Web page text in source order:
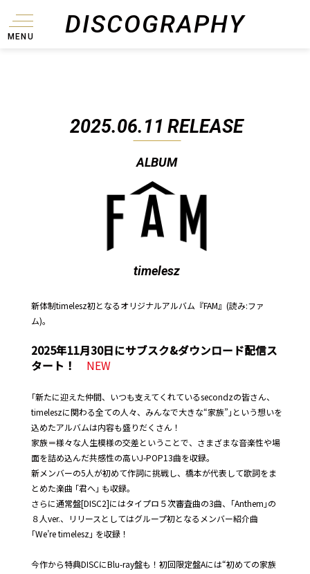
DISCOGRAPHY
MENU
2025.06.11 RELEASE
ALBUM
timelesz
新体制timelesz初となるオリジナルアルバム『FAM』(読み:ファ
ム)。
2025年11月30日にサブスク&ダウンロード配信ス
タート！
NEW
｢新たに迎えた仲間、いつも支えてくれているsecondzの皆さん、
timeleszに関わる全ての人々、みんなで大きな“家族”｣という想いを
込めたアルバムは内容も盛りだくさん！
家族＝様々な人生模様の交差ということで、さまざまな音楽性や場
面を詰め込んだ共感性の高いJ-POP13曲を収録。
新メンバーの5人が初めて作詞に挑戦し、橋本が代表して歌詞をま
とめた楽曲 ｢君へ｣ も収録。
さらに通常盤[DISC2]にはタイプロ５次審査曲の3曲、｢Anthem｣の
８人ver.、リリースとしてはグループ初となるメンバー紹介曲
｢We’re timelesz｣ を収録！
今作から特典DISCにBlu-ray盤も！初回限定盤Aには“初めての家族